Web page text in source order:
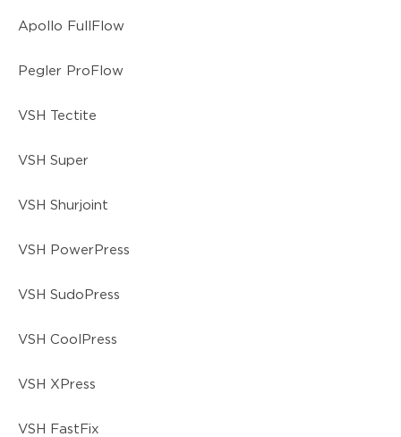
Apollo FullFlow
Pegler ProFlow
VSH Tectite
VSH Super
VSH Shurjoint
VSH PowerPress
VSH SudoPress
VSH CoolPress
VSH XPress
VSH FastFix